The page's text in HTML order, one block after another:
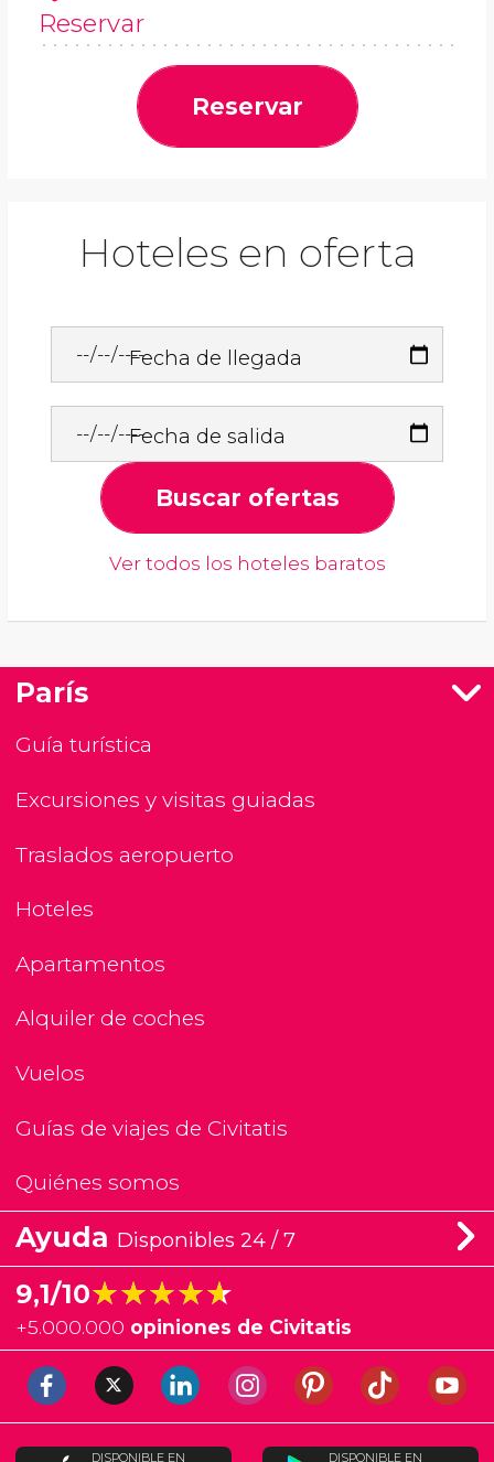
Reservar
Reservar
Hoteles en oferta
Fecha de llegada
Fecha de salida
Buscar ofertas
Ver todos los hoteles baratos
París
Guía turística
Excursiones y visitas guiadas
Traslados aeropuerto
Hoteles
Apartamentos
Alquiler de coches
Vuelos
Guías de viajes de Civitatis
Quiénes somos
Ayuda Disponibles 24 / 7
9,1/10★★★★★
★★★★★
+5.000.000 opiniones de Civitatis
DISPONIBLE EN DISPONIBLE EN